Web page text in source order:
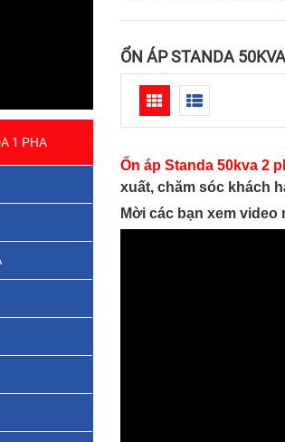
ỔN ÁP STANDA
Ổn áp Standa 50kva 2
xuất, chăm sóc khách
Mời các bạn xem video
1 PHA